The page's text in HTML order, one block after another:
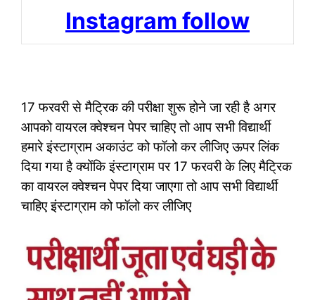
Instagram follow
17 फरवरी से मैट्रिक की परीक्षा शुरू होने जा रही है अगर
आपको वायरल क्वेश्चन पेपर चाहिए तो आप सभी विद्यार्थी
हमारे इंस्टाग्राम अकाउंट को फॉलो कर लीजिए ऊपर लिंक
दिया गया है क्योंकि इंस्टाग्राम पर 17 फरवरी के लिए मैट्रिक
का वायरल क्वेश्चन पेपर दिया जाएगा तो आप सभी विद्यार्थी
चाहिए इंस्टाग्राम को फॉलो कर लीजिए